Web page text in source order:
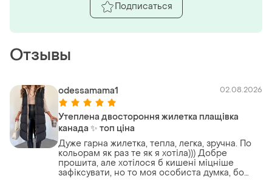
Отзывы
odessamama1 02.08.2026
Утеплена двостороння жилетка плащівка
канада ✨ топ ціна
Дуже гарна жилетка, тепла, легка, зручна. По
кольорам як раз те як я хотіла))) Добре
прошита, але хотілося б кишені міцніше
зафіксувати, но то моя особиста думка, бо
Подписаться